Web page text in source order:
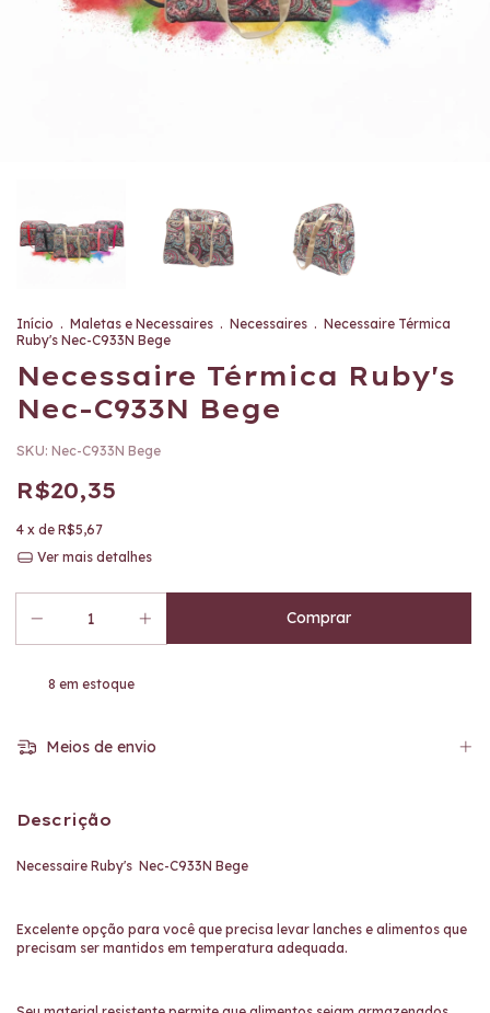
Início . Maletas e Necessaires . Necessaires . Necessaire Térmica
Ruby's Nec-C933N Bege
Necessaire Térmica Ruby's
Nec-C933N Bege
SKU: Nec-C933N Bege
R$20,35
4 x de R$5,67
Ver mais detalhes
8 em estoque
Meios de envio
Descrição
Necessaire Ruby's Nec-C933N Bege
Excelente opção para você que precisa levar lanches e alimentos que
precisam ser mantidos em temperatura adequada.